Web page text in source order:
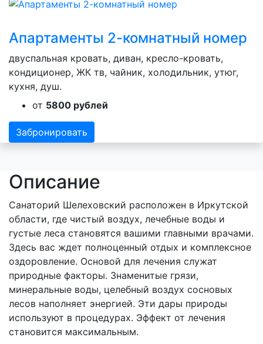
Апартаменты 2-комнатный номер
двуспальная кровать, диван, кресло-кровать,
кондиционер, ЖК тв, чайник, холодильник, утюг,
кухня, душ.
от 5800 рублей
Забронировать
Описание
Санаторий Шелеховский расположен в Иркутской
области, где чистый воздух, лечебные воды и
густые леса становятся вашими главными врачами.
Здесь вас ждет полноценный отдых и комплексное
оздоровление. Основой для лечения служат
природные факторы. Знаменитые грязи,
минеральные воды, целебный воздух сосновых
лесов наполняет энергией. Эти дары природы
используют в процедурах. Эффект от лечения
становится максимальным.